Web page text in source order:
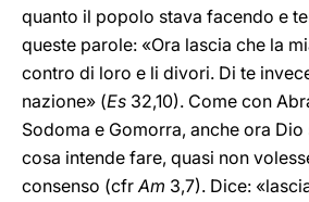
quanto il popolo stava facendo e
queste parole: «Ora lascia che la
contro di loro e li divori. Di te
nazione» (Es 32,10). Come con
Sodoma e Gomorra, anche ora
cosa intende fare, quasi non
consenso (cfrAm 3,7). Dice: